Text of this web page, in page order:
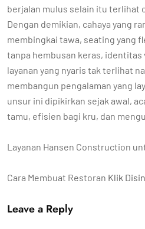
berjalan mulus selain itu terlihat
Dengan demikian, cahaya yang
membingkai tawa, seating yang
tanpa hembusan keras, identitas
layanan yang nyaris tak terlihat
membangun pengalaman yang
unsur ini dipikirkan sejak awal,
tamu, efisien bagi kru, dan
Layanan Hansen Construction
Cara Membuat Restoran Klik
Leave a Reply